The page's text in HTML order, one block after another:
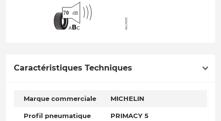
Caractéristiques Techniques
Marque commerciale MICHELIN
Profil pneumatique PRIMACY 5